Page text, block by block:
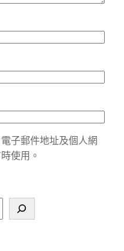
子郵件地址及個人網
使用。